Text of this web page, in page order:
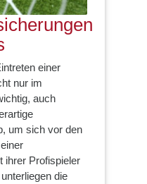
einer
nur im
auch
um sich vor den
ihrer Profispieler
die